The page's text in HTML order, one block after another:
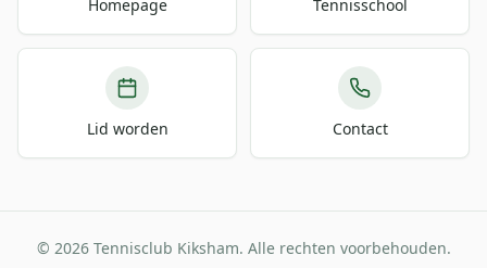
Homepage Tennisschool
Lid worden Contact
© 2026 Tennisclub Kiksham. Alle rechten voorbehouden.